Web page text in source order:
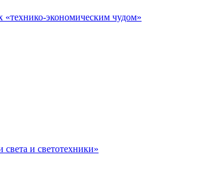
«технико-экономическим чудом»
света и светотехники»